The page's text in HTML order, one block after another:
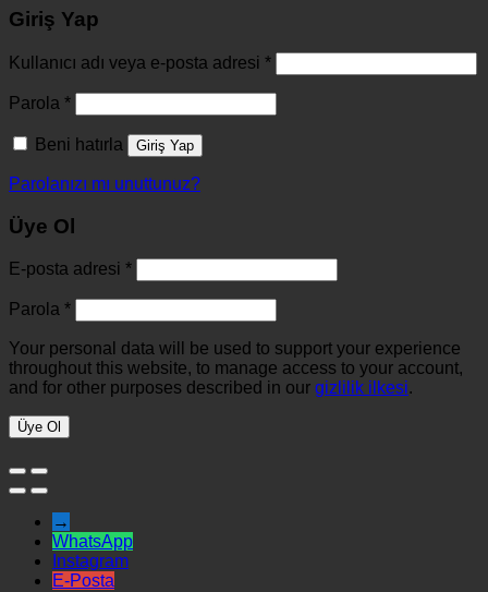
Giriş Yap
Kullanıcı adı veya e-posta adresi *
Parola *
Beni hatırla Giriş Yap
Parolanızı mı unuttunuz?
Üye Ol
E-posta adresi *
Parola *
Your personal data will be used to support your experience
throughout this website, to manage access to your account,
and for other purposes described in our gizlilik ilkesi.
Üye Ol
→
WhatsApp
Instagram
E-Posta